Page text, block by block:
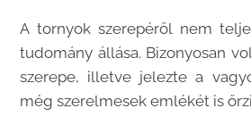
A tornyok szerepéről nem
tudomány állása. Bizonyosan
szerepe, illetve jelezte a
még szerelmesek emlékét is